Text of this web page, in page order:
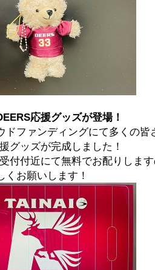
応援グッズが登場！
ドファンディングにて多くの
グッズが完成しました！
付付近にて無料でお配りしま
くお願いします！